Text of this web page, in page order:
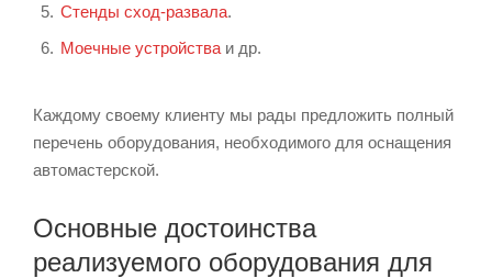
Стенды сход-развала.
Моечные устройства и др.
Каждому своему клиенту мы рады предложить полный
перечень оборудования, необходимого для оснащения
автомастерской.
Основные достоинства
реализуемого оборудования для